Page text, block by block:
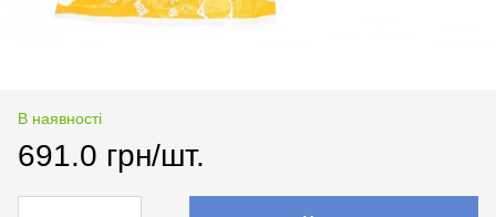
В наявності
691.0 грн/шт.